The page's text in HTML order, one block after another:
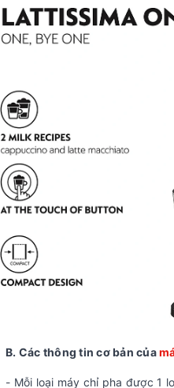
B. Các thông tin cơ bản của
- Mỗi loại máy chỉ pha được 1